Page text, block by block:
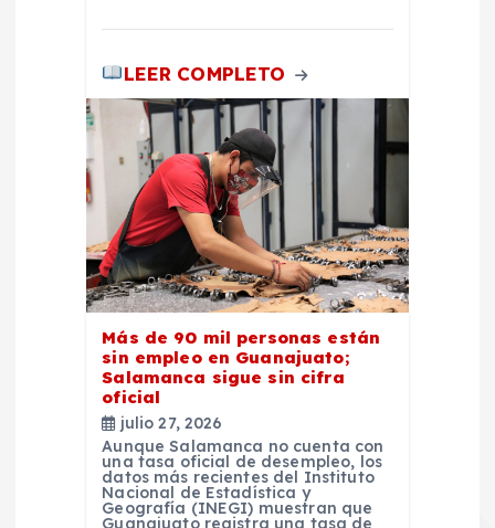
LEER COMPLETO
Más de 90 mil personas están
sin empleo en Guanajuato;
Salamanca sigue sin cifra
oficial
julio 27, 2026
Aunque Salamanca no cuenta con
una tasa oficial de desempleo, los
datos más recientes del Instituto
Nacional de Estadística y
Geografía (INEGI) muestran que
Guanajuato registra una tasa de